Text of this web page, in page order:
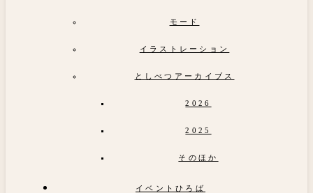
モード
イラストレーション
としべつアーカイブス
2026
2025
そのほか
イベントひろば